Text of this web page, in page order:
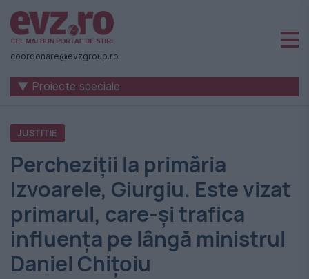
Știri
naționale
internaționale
România
-
Evenimentul
Zilei
coordonare@evzgroup.ro
▼ Proiecte speciale
JUSTITIE
Percheziții la primăria
Izvoarele, Giurgiu. Este vizat
primarul, care-și trafica
influența pe lângă ministrul
Daniel Chițoiu